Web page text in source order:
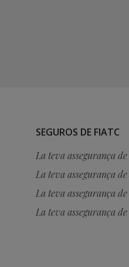
SEGUROS DE FIATC
La teva assegurança
La teva assegurança
La teva assegurança
La teva assegurança